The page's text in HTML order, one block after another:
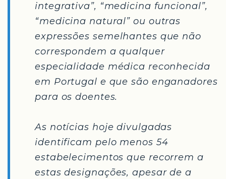
integrativa”, “medicina funcional”,
“medicina natural” ou outras
expressões semelhantes que não
correspondem a qualquer
especialidade médica reconhecida
em Portugal e que são enganadores
para os doentes.
As notícias hoje divulgadas
identificam pelo menos 54
estabelecimentos que recorrem a
estas designações, apesar de a